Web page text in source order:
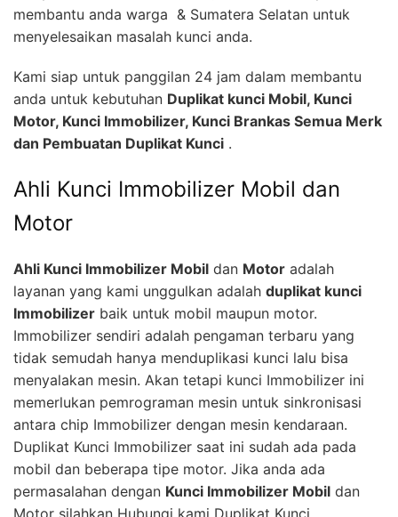
membantu anda warga & Sumatera Selatan untuk
menyelesaikan masalah kunci anda.
Kami siap untuk panggilan 24 jam dalam membantu
anda untuk kebutuhan Duplikat kunci Mobil, Kunci
Motor, Kunci Immobilizer, Kunci Brankas Semua Merk
dan Pembuatan Duplikat Kunci .
Ahli Kunci Immobilizer Mobil dan
Motor
Ahli Kunci Immobilizer Mobil dan Motor adalah
layanan yang kami unggulkan adalah duplikat kunci
Immobilizer baik untuk mobil maupun motor.
Immobilizer sendiri adalah pengaman terbaru yang
tidak semudah hanya menduplikasi kunci lalu bisa
menyalakan mesin. Akan tetapi kunci Immobilizer ini
memerlukan pemrograman mesin untuk sinkronisasi
antara chip Immobilizer dengan mesin kendaraan.
Duplikat Kunci Immobilizer saat ini sudah ada pada
mobil dan beberapa tipe motor. Jika anda ada
permasalahan dengan Kunci Immobilizer Mobil dan